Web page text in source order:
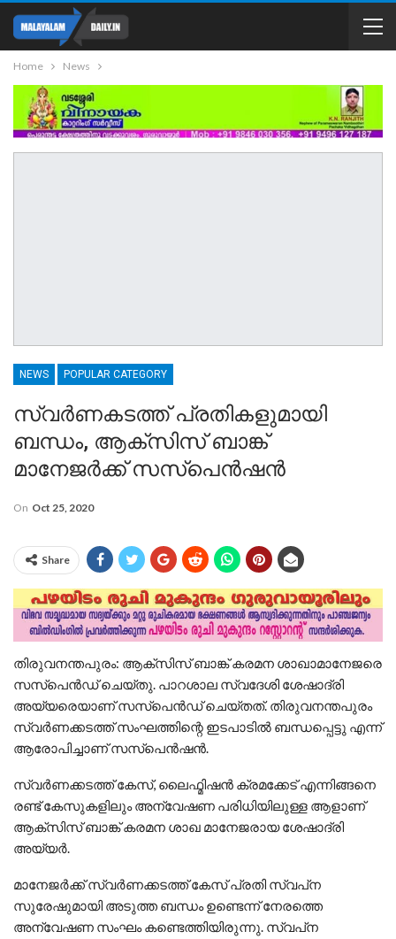
Home News
NEWS POPULAR CATEGORY
സ്വർണകടത്ത് പ്രതികളുമായി
ബന്ധം, ആക്‌സിസ് ബാങ്ക്
മാനേജർക്ക് സസ്‌പെൻഷൻ
On Oct 25, 2020
Share
തിരുവനന്തപുരം: ആക്‌സിസ് ബാങ്ക് കരമന ശാഖാമാനേജരെ
സസ്‌പെന്‍ഡ് ചെയ്തു. പാറശാല സ്വദേശി ശേഷാദ്രി
അയ്യരെയാണ് സസ്‌പെന്‍ഡ് ചെയ്തത്. തിരുവനന്തപുരം
സ്വര്‍ണക്കടത്ത് സംഘത്തിന്റെ ഇടപാടില്‍ ബന്ധപ്പെട്ടു എന്ന്
ആരോപിച്ചാണ് സസ്‌പെന്‍ഷന്‍.
സ്വര്‍ണക്കടത്ത് കേസ്, ലൈഫ്മിഷന്‍ ക്രമക്കേട് എന്നിങ്ങനെ
രണ്ട് കേസുകളിലും അന്വേഷണ പരിധിയിലുള്ള ആളാണ്
ആക്‌സിസ് ബാങ്ക് കരമന ശാഖ മാനേജരായ ശേഷാദ്രി
അയ്യര്‍.
മാനേജര്‍ക്ക് സ്വര്‍ണക്കടത്ത് കേസ് പ്രതി സ്വപ്‌ന
സുരേഷുമായി അടുത്ത ബന്ധം ഉണ്ടെന്ന് നേരത്തെ
അന്വേഷണ സംഘം കണ്ടെത്തിയിരുന്നു. സ്വപ്‌ന